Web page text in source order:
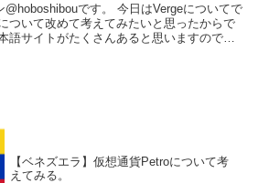
です。 今日はVergeについてで
ついて改めて考えてみたいと思ったからで
語サイトがたくさんあると思いますので、
【ベネズエラ】仮想通貨Petroについて考
えてみる。